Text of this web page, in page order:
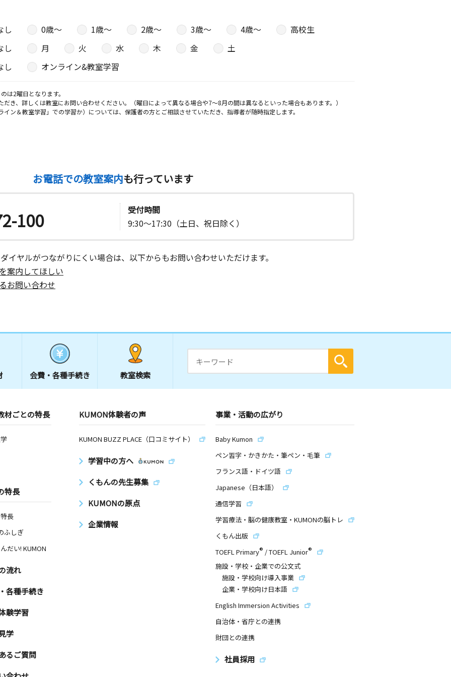
し 0歳〜 1歳〜 2歳〜 3歳〜 4歳〜
高校生
し
月 火 水 木 金
土
し
オンライン&教室学習
は2曜日となります。
き、詳しくは教室にお問い合わせください。（曜日によって異なる場合や7～8月の間は異なるといった場合もあります。）
ン＆教室学習」での学習か）については、保護者の方とご相談させていただき、指導者が随時指定します。
お電話での教室案内も行っています
100
受付時間
9:30～17:30（土日、祝日除く）
イヤルがつながりにくい場合は、以下からもお問い合わせいただけます。
案内してほしい
お問い合わせ
会費・ 各種手続き 教室検索
材ごとの特長
特長
長
ふしぎ
だい! KUMON
流れ
各種手続き
験学習
学
るご質問
KUMON体験者の声
KUMON BUZZ PLACE（口コミサイト）
学習中の方へ
くもんの先生募集
KUMONの原点
企業情報
事業・活動の広がり
Baby Kumon
ペン習字・かきかた・筆ペン・毛筆
フランス語・ドイツ語
Japanese（日本語）
通信学習
学習療法・脳の健康教室・KUMONの脳トレ
くもん出版
TOEFL Primary® /TOEFL Junior®
施設・学校・企業での公文式
施設・学校向け導入事業
企業・学校向け日本語
English Immersion Activities
自治体・省庁との連携
財団との連携
社員採用